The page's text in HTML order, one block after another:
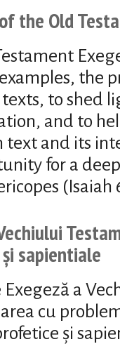
the Old
the
to shed
and to
text and its
for a
(Isaiah
sapientiale
Exegeză a
cu
și